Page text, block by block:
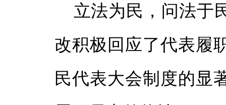
立法为民，问法于
改积极回应了代表履
民代表大会制度的显